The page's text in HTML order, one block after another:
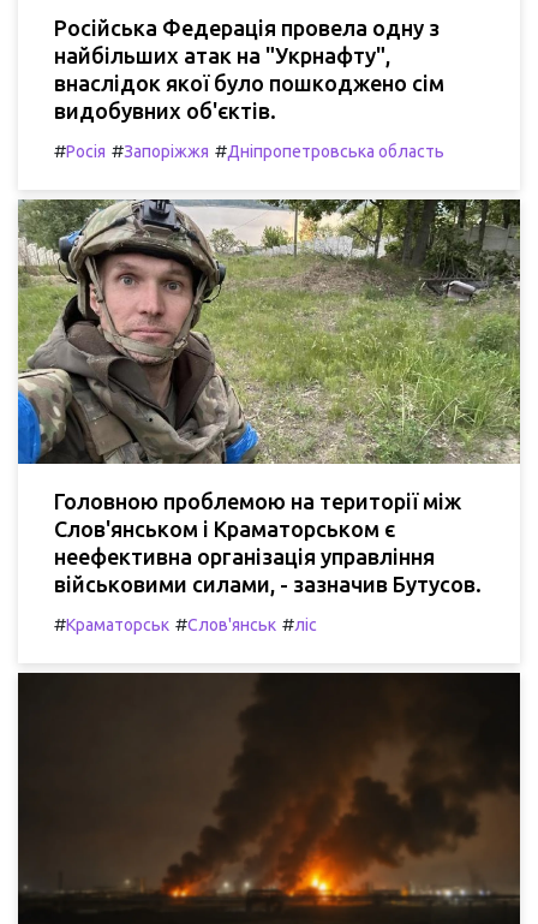
Російська Федерація провела одну з
найбільших атак на "Укрнафту",
внаслідок якої було пошкоджено сім
видобувних об'єктів.
#Росія #Запоріжжя #Дніпропетровська область
Головною проблемою на території між
Слов'янськом і Краматорськом є
неефективна організація управління
військовими силами, - зазначив Бутусов.
#Краматорськ #Слов'янськ #ліс